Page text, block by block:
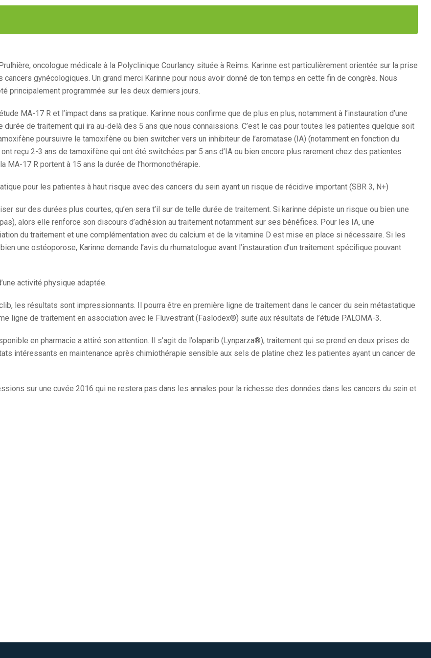
oncologue médicale à la Polyclinique Courlancy située à Reims. Karinne est particulièrement orientée sur la prise
gynécologiques. Un grand merci Karinne pour nous avoir donné de ton temps en cette fin de congrès. Nous
principalement programmée sur les deux derniers jours.
MA-17 R et l’impact dans sa pratique. Karinne nous confirme que de plus en plus, notamment à l’instauration d’une
de traitement qui ira au-delà des 5 ans que nous connaissions. C’est le cas pour toutes les patientes quelque soit
poursuivre le tamoxifène ou bien switcher vers un inhibiteur de l’aromatase (IA) (notamment en fonction du
reçu 2-3 ans de tamoxifène qui ont été switchées par 5 ans d’IA ou bien encore plus rarement chez des patientes
MA-17 R portent à 15 ans la durée de l’hormonothérapie.
pour les patientes à haut risque avec des cancers du sein ayant un risque de récidive important (SBR 3, N+)
sur des durées plus courtes, qu’en sera t’il sur de telle durée de traitement. Si karinne dépiste un risque ou bien une
alors elle renforce son discours d’adhésion au traitement notamment sur ses bénéfices. Pour les IA, une
du traitement et une complémentation avec du calcium et de la vitamine D est mise en place si nécessaire. Si les
une ostéoporose, Karinne demande l’avis du rhumatologue avant l’instauration d’un traitement spécifique pouvant
activité physique adaptée.
les résultats sont impressionnants. Il pourra être en première ligne de traitement dans le cancer du sein métastatique
ligne de traitement en association avec le Fluvestrant (Faslodex®) suite aux résultats de l’étude PALOMA-3.
en pharmacie a attiré son attention. Il s’agit de l’olaparib (Lynparza®), traitement qui se prend en deux prises de
intéressants en maintenance après chimiothérapie sensible aux sels de platine chez les patientes ayant un cancer de
sur une cuvée 2016 qui ne restera pas dans les annales pour la richesse des données dans les cancers du sein et